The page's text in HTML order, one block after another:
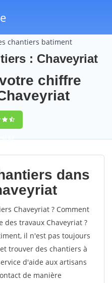
chantiers batiment
: Chaveyriat
chiffre
62
dans
Chaveyriat ? Comment
travaux Chaveyriat ?
il n'est pas toujours
trouver des chantiers à
d'aide aux artisans
de manière